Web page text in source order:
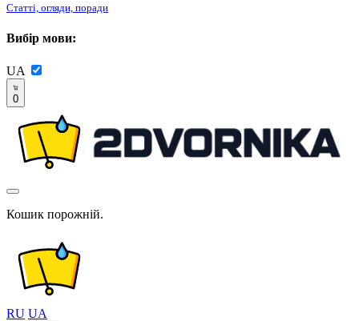
Статті, огляди, поради
Вибір мови:
UA
0
Кошик порожній.
RU UA